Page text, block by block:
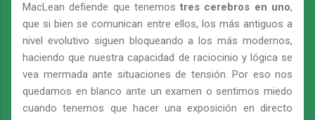
MacLean defiende que tenemostres cerebros en uno,
que si bien se comunican entre ellos, los más antiguos a
nivel evolutivo siguen bloqueando a los más modernos,
haciendo que nuestra capacidad de raciocinio y lógica se
vea mermada ante situaciones de tensión. Por eso nos
quedamos en blanco ante un examen o sentimos miedo
cuando tenemos que hacer una exposición en directo